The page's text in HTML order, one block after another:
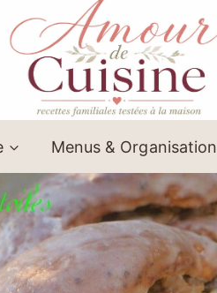
Menus & Organisation